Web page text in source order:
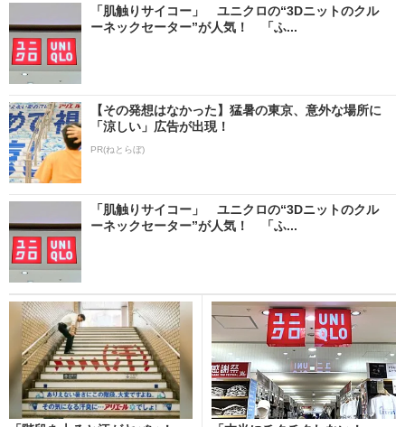
「肌触りサイコー」 ユニクロの“3Dニットのクル
ーネックセーター”が人気！ 「ふ...
【その発想はなかった】猛暑の東京、意外な場所に
「涼しい」広告が出現！
PR(ねとらぼ)
「肌触りサイコー」 ユニクロの“3Dニットのクル
ーネックセーター”が人気！ 「ふ...